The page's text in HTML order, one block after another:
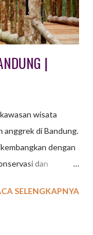
Trans...
|
wisata
anggrek di Bandung.
dengan
dan
lokasi
SELENGKAPNYA